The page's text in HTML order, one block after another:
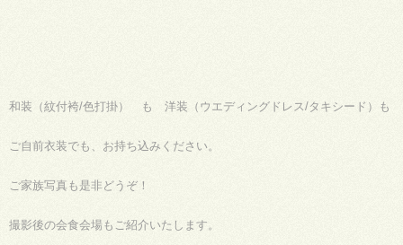
和装（紋付袴/色打掛） も 洋装（ウエディングドレス/タキシード）も
ご自前衣装でも、お持ち込みください。
ご家族写真も是非どうぞ！
撮影後の会食会場もご紹介いたします。